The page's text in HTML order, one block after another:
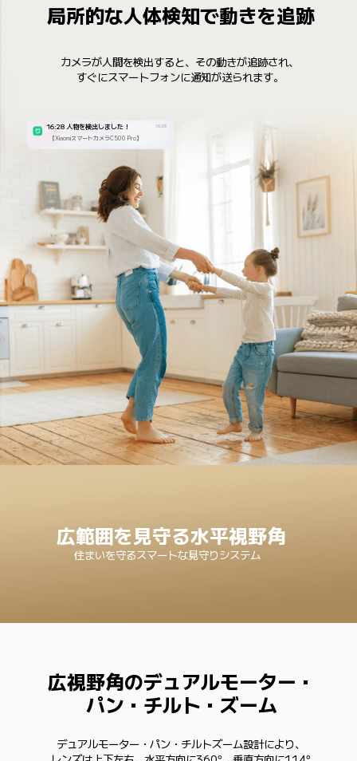
局所的な人体検知で動きを追跡
カメラが人間を検出すると、その動きが追跡され、
すぐにスマートフォンに通知が送られます。
16:28 人物を検出しました！ 16:28
【XiaomiスマートカメラC500 Pro】
広範囲を見守る水平視野角
住まいを守るスマートな見守りシステム
広視野角のデュアルモーター・
パン・チルト・ズーム
デュアルモーター・パン・チルトズーム設計により、